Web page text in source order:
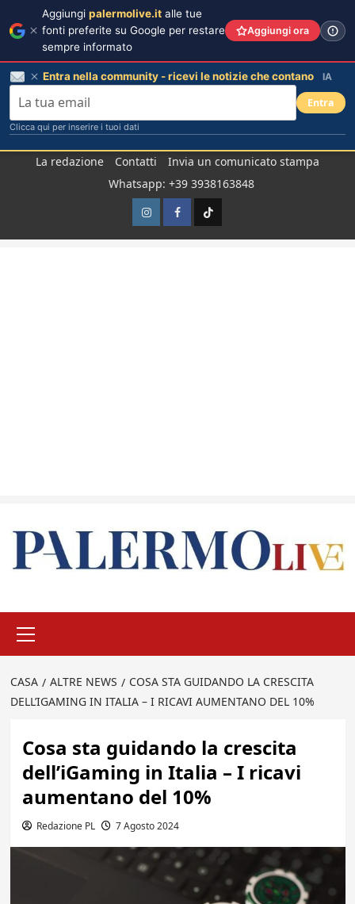
La redazione Contatti
Invia un comunicato stampa
Whatsapp: +39 3938163848
InstagramFacebook
TikTok
principale
CASA ALTRE NEWS
COSA STA GUIDANDO LA CRESCITA
DELL’IGAMING IN ITALIA – I RICAVI AUMENTANO DEL 10%
Cosa sta guidando la crescita
dell’iGaming in Italia – I ricavi
aumentano del 10%
Redazione PL 7 Agosto 2024
Aggiungi palermolive.it alle tue
fonti preferite su Google per restare
sempre informato
Aggiungi ora
Entra nella community - ricevi le notizie che contano IA
Entra
Clicca qui per inserire i tuoi dati